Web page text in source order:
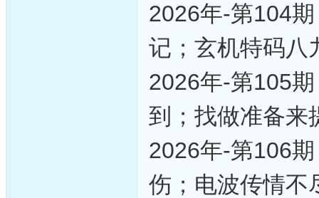
2026年-第104
记；玄机特码八
2026年-第105
到；找做准备来
2026年-第106
伤；电波传情不